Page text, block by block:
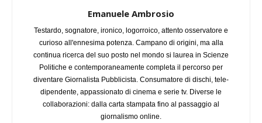
Emanuele Ambrosio
Testardo, sognatore, ironico, logorroico, attento osservatore e
curioso all'ennesima potenza. Campano di origini, ma alla
continua ricerca del suo posto nel mondo si laurea in Scienze
Politiche e contemporaneamente completa il percorso per
diventare Giornalista Pubblicista. Consumatore di dischi, tele-
dipendente, appassionato di cinema e serie tv. Diverse le
collaborazioni: dalla carta stampata fino al passaggio al
giornalismo online.